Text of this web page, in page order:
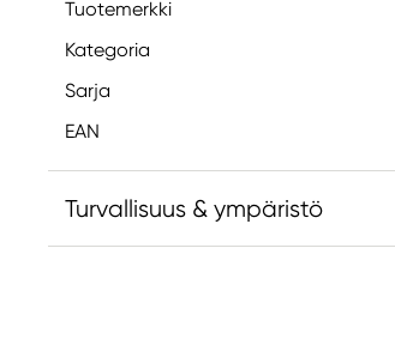
Tuotemerkki
Kategoria
Sarja
EAN
Turvallisuus & ympäristö